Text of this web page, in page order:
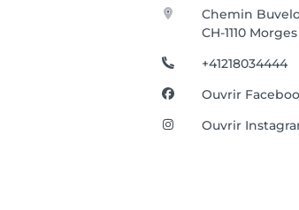
Chemin
CH-1110 Morges
+41218034444
Ouvrir
Ouvrir